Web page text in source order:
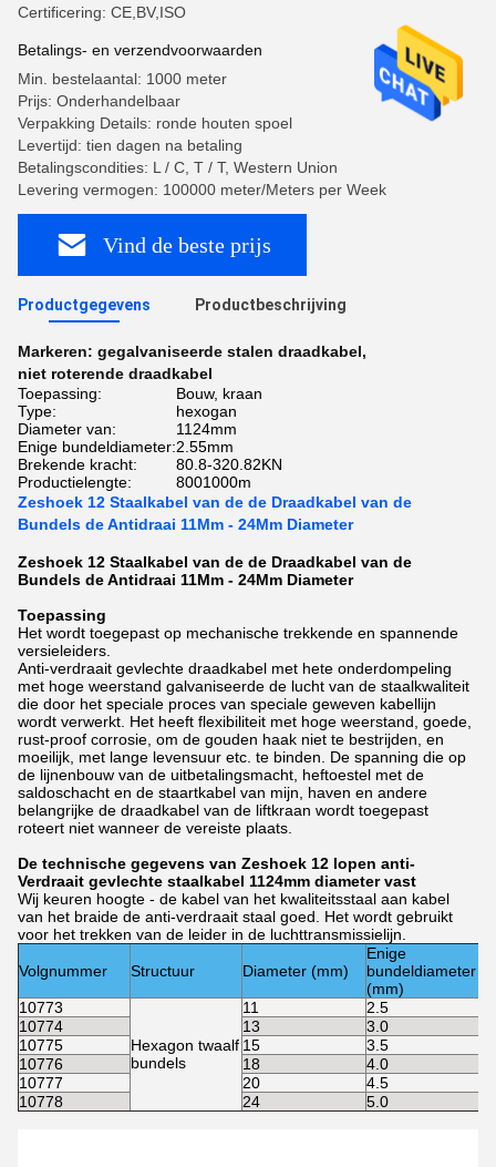
Certificering: CE,BV,ISO
Betalings- en verzendvoorwaarden
Min. bestelaantal: 1000 meter
Prijs: Onderhandelbaar
Verpakking Details: ronde houten spoel
Levertijd: tien dagen na betaling
Betalingscondities: L / C, T / T, Western Union
Levering vermogen: 100000 meter/Meters per Week
Vind de beste prijs
Productgegevens Productbeschrijving
Markeren: gegalvaniseerde stalen draadkabel,
niet roterende draadkabel
Toepassing:
Bouw, kraan
Type:
hexogan
Diameter van:
1124mm
Enige bundeldiameter:2.55mm
Brekende kracht:
80.8-320.82KN
Productielengte:
8001000m
Zeshoek 12 Staalkabel van de de Draadkabel van de
Bundels de Antidraai 11Mm - 24Mm Diameter
Zeshoek 12 Staalkabel van de de Draadkabel van de
Bundels de Antidraai 11Mm - 24Mm Diameter
Toepassing
Het wordt toegepast op mechanische trekkende en spannende
versieleiders.
Anti-verdraait gevlechte draadkabel met hete onderdompeling
met hoge weerstand galvaniseerde de lucht van de staalkwaliteit
die door het speciale proces van speciale geweven kabellijn
wordt verwerkt. Het heeft flexibiliteit met hoge weerstand, goede,
rust-proof corrosie, om de gouden haak niet te bestrijden, en
moeilijk, met lange levensuur etc. te binden. De spanning die op
de lijnenbouw van de uitbetalingsmacht, heftoestel met de
saldoschacht en de staartkabel van mijn, haven en andere
belangrijke de draadkabel van de liftkraan wordt toegepast
roteert niet wanneer de vereiste plaats.
De technische gegevens van Zeshoek 12 lopen anti-
Verdraait gevlechte staalkabel 1124mm diameter vast
Wij keuren hoogte - de kabel van het kwaliteitsstaal aan kabel
van het braide de anti-verdraait staal goed. Het wordt gebruikt
voor het trekken van de leider in de luchttransmissielijn.
Volgnummer Structuur Diameter (mm)
Enige
bundeldiameter
(mm)
10773
Hexagon twaalf
bundels
11 2.5
10774
13 3.0
10775
15 3.5
10776
18 4.0
10777
20 4.5
10778
24 5.0